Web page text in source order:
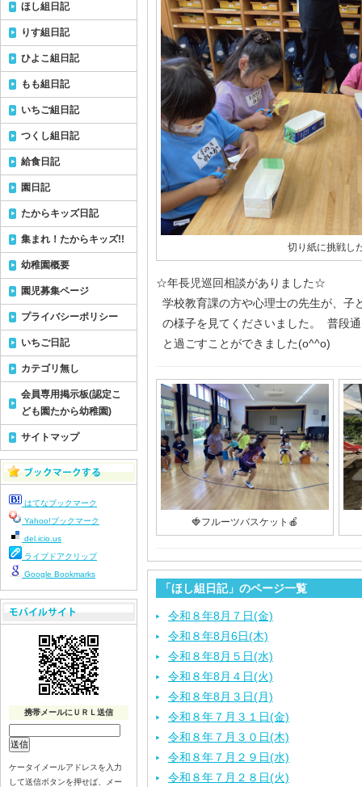
切り紙に挑戦し
☆年長児巡回相談がありました☆
学校教育課の方や心理士の先生が、子
の様子を見てくださいました。 普段
と過ごすことができました(o^^o)
🍓フルーツバスケット🍎
「ほし組日記」のページ一覧
令和８年8月７日(金)
令和８年8月6日(木)
令和８年8月５日(水)
令和８年8月４日(火)
令和８年8月３日(月)
令和８年７月３１日(金)
令和８年７月３０日(木)
令和８年７月２９日(水)
令和８年７月２８日(火)
ほし組日記
りす組日記
ひよこ組日記
もも組日記
いちご組日記
つくし組日記
給食日記
園日記
たからキッズ日記
集まれ！たからキッズ!!
幼稚園概要
園児募集ページ
プライバシーポリシー
いちご日記
カテゴリ無し
会員専用掲示板(認定こ
ども園たから幼稚園)
サイトマップ
はてなブックマーク
Yahoo!ブックマーク
del.icio.us
ライブドアクリップ
Google Bookmarks
携帯メールにＵＲＬ送信
ケータイメールアドレスを入力
して送信ボタンを押せば、メー